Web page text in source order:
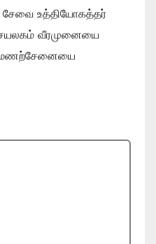
சேவை உத்தியோகத்தர்
வீரமுனையை
மணற்சேனையை